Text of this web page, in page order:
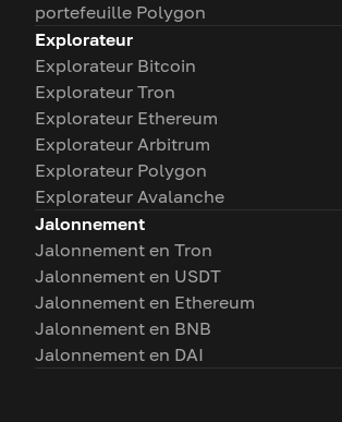
portefeuille Polygon
Explorateur
Explorateur Bitcoin
Explorateur Tron
Explorateur Ethereum
Explorateur Arbitrum
Explorateur Polygon
Explorateur Avalanche
Jalonnement
Jalonnement en Tron
Jalonnement en USDT
Jalonnement en Ethereum
Jalonnement en BNB
Jalonnement en DAI